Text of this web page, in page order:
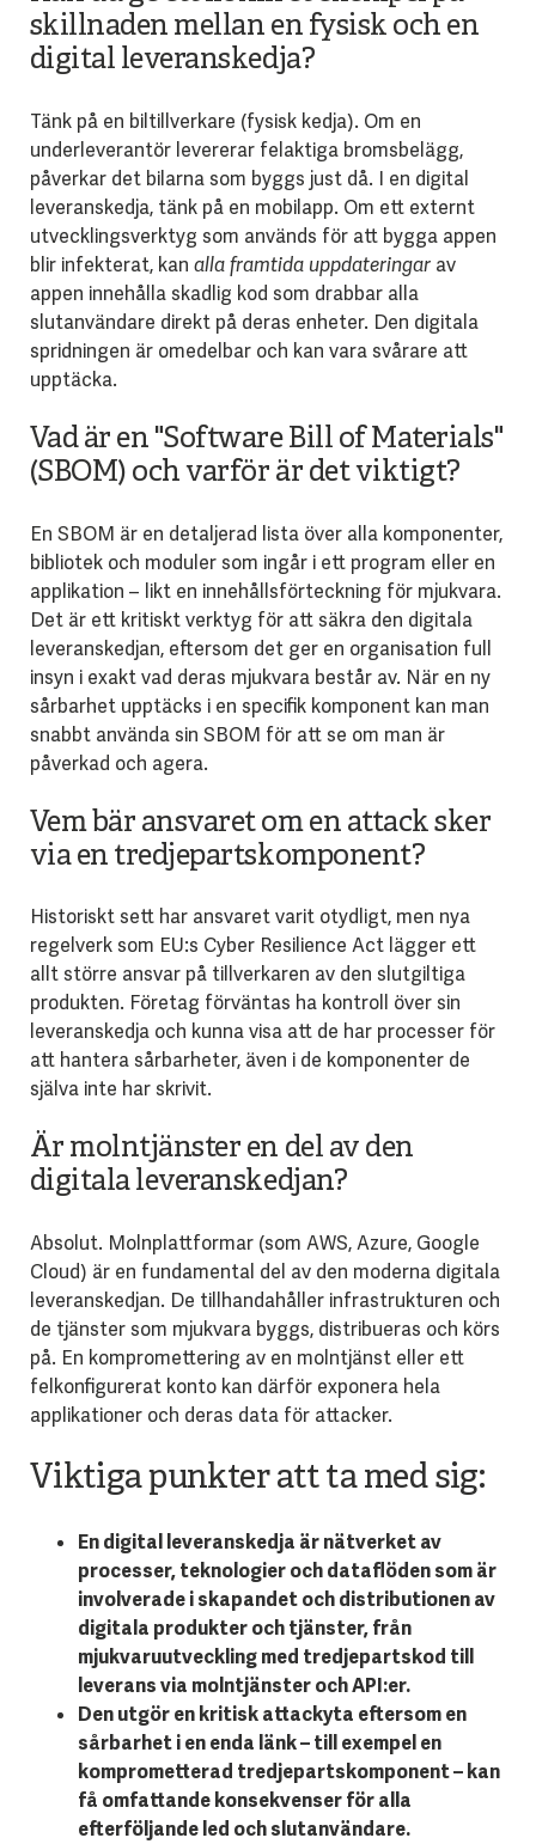
skillnaden mellan en fysisk och en
digital leveranskedja?
Tänk på en biltillverkare (fysisk kedja). Om en
underleverantör levererar felaktiga bromsbelägg,
påverkar det bilarna som byggs just då. I en digital
leveranskedja, tänk på en mobilapp. Om ett externt
utvecklingsverktyg som används för att bygga appen
blir infekterat, kan alla framtida uppdateringarav
appen innehålla skadlig kod som drabbar alla
slutanvändare direkt på deras enheter. Den digitala
spridningen är omedelbar och kan vara svårare att
upptäcka.
Vad är en "Software Bill of Materials"
(SBOM) och varför är det viktigt?
En SBOM är en detaljerad lista över alla komponenter,
bibliotek och moduler som ingår i ett program eller en
applikation – likt en innehållsförteckning för mjukvara.
Det är ett kritiskt verktyg för att säkra den digitala
leveranskedjan, eftersom det ger en organisation full
insyn i exakt vad deras mjukvara består av. När en ny
sårbarhet upptäcks i en specifik komponent kan man
snabbt använda sin SBOM för att se om man är
påverkad och agera.
Vem bär ansvaret om en attack sker
via en tredjepartskomponent?
Historiskt sett har ansvaret varit otydligt, men nya
regelverk som EU:s Cyber Resilience Act lägger ett
allt större ansvar på tillverkaren av den slutgiltiga
produkten. Företag förväntas ha kontroll över sin
leveranskedja och kunna visa att de har processer för
att hantera sårbarheter, även i de komponenter de
själva inte har skrivit.
Är molntjänster en del av den
digitala leveranskedjan?
Absolut. Molnplattformar (som AWS, Azure, Google
Cloud) är en fundamental del av den moderna digitala
leveranskedjan. De tillhandahåller infrastrukturen och
de tjänster som mjukvara byggs, distribueras och körs
på. En kompromettering av en molntjänst eller ett
felkonfigurerat konto kan därför exponera hela
applikationer och deras data för attacker.
Viktiga punkter att ta med sig:
En digital leveranskedja är nätverket av
processer, teknologier och dataflöden som är
involverade i skapandet och distributionen av
digitala produkter och tjänster, från
mjukvaruutveckling med tredjepartskod till
leverans via molntjänster och API:er.
Den utgör en kritisk attackyta eftersom en
sårbarhet i en enda länk – till exempel en
komprometterad tredjepartskomponent – kan
få omfattande konsekvenser för alla
efterföljande led och slutanvändare.